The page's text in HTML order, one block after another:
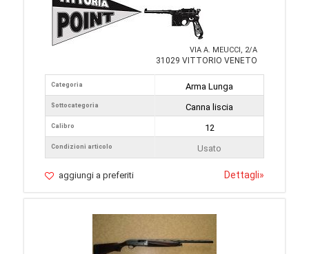
VIA A. MEUCCI, 2/A
31029 VITTORIO VENETO
Categoria
Sottocategoria
Calibro
Condizioni articolo
Arma Lunga
Canna liscia
12
Usato
aggiungi a preferiti Dettagli»